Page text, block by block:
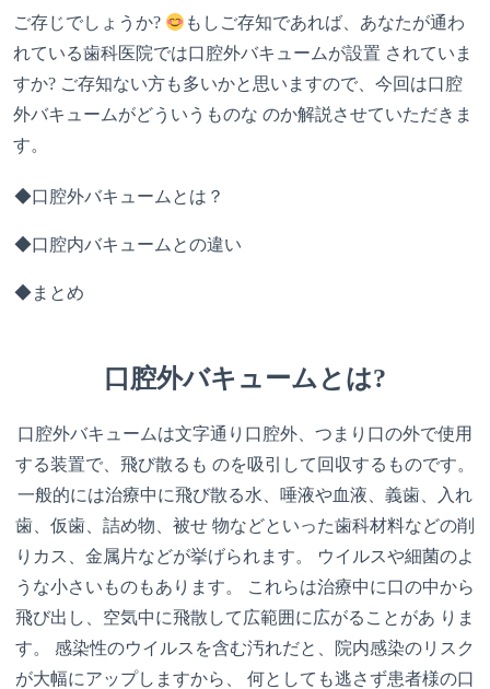
ご存じでしょうか?
もしご存知であれば、あなたが通わ
れている歯科医院では口腔外バキュームが設置 されていま
すか? ご存知ない方も多いかと思いますので、今回は口腔
外バキュームがどういうものな のか解説させていただきま
す。
◆口腔外バキュームとは？
◆口腔内バキュームとの違い
◆まとめ
口腔外バキュームとは?
口腔外バキュームは文字通り口腔外、つまり口の外で使用
する装置で、飛び散るも のを吸引して回収するものです。
一般的には治療中に飛び散る水、唾液や血液、義歯、入れ
歯、仮歯、詰め物、被せ 物などといった歯科材料などの削
りカス、金属片などが挙げられます。 ウイルスや細菌のよ
うな小さいものもあります。 これらは治療中に口の中から
飛び出し、空気中に飛散して広範囲に広がることがあ りま
す。 感染性のウイルスを含む汚れだと、院内感染のリスク
が大幅にアップしますから、 何としても逃さず患者様の口